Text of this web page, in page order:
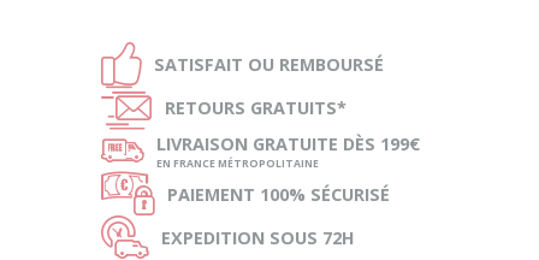
Ð SATISFAIT OU REMBOURSÉ
Ñ RETOURS GRATUITS*
ø LIVRAISON GRATUITE DÈS 199€
EN FRANCE MÉTROPOLITAINE
Ø PAIEMENT 100% SÉCURISÉ
Ù EXPEDITION SOUS 72H